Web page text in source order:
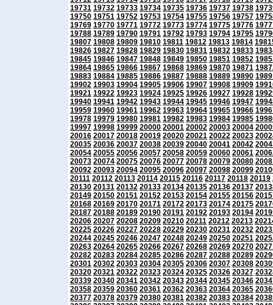
19731 19732 19733 19734 19735 19736 19737 19738
19750 19751 19752 19753 19754 19755 19756 19757
19769 19770 19771 19772 19773 19774 19775 19776
19788 19789 19790 19791 19792 19793 19794 19795
19807 19808 19809 19810 19811 19812 19813 19814
19826 19827 19828 19829 19830 19831 19832 19833
19845 19846 19847 19848 19849 19850 19851 19852
19864 19865 19866 19867 19868 19869 19870 19871
19883 19884 19885 19886 19887 19888 19889 19890
19902 19903 19904 19905 19906 19907 19908 19909
19921 19922 19923 19924 19925 19926 19927 19928
19940 19941 19942 19943 19944 19945 19946 19947
19959 19960 19961 19962 19963 19964 19965 19966
19978 19979 19980 19981 19982 19983 19984 19985
19997 19998 19999 20000 20001 20002 20003 20004
20016 20017 20018 20019 20020 20021 20022 20023
20035 20036 20037 20038 20039 20040 20041 20042
20054 20055 20056 20057 20058 20059 20060 20061
20073 20074 20075 20076 20077 20078 20079 20080
20092 20093 20094 20095 20096 20097 20098 20099
20111 20112 20113 20114 20115 20116 20117 20118 20119
20130 20131 20132 20133 20134 20135 20136 20137
20149 20150 20151 20152 20153 20154 20155 20156
20168 20169 20170 20171 20172 20173 20174 20175
20187 20188 20189 20190 20191 20192 20193 20194
20206 20207 20208 20209 20210 20211 20212 20213
20225 20226 20227 20228 20229 20230 20231 20232
20244 20245 20246 20247 20248 20249 20250 20251
20263 20264 20265 20266 20267 20268 20269 20270
20282 20283 20284 20285 20286 20287 20288 20289
20301 20302 20303 20304 20305 20306 20307 20308
20320 20321 20322 20323 20324 20325 20326 20327
20339 20340 20341 20342 20343 20344 20345 20346
20358 20359 20360 20361 20362 20363 20364 20365
20377 20378 20379 20380 20381 20382 20383 20384